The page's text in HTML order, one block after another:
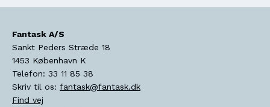
Fantask A/S
Sankt Peders Stræde 18
1453 København K
Telefon: 33 11 85 38
Skriv til os: fantask@fantask.dk
Find vej